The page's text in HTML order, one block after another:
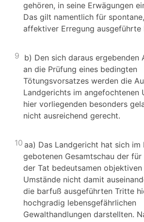
gehören, in seine Erwägungen
Das gilt namentlich für
affektiver Erregung ausgeführte
9 b) Den sich daraus ergebenden
an die Prüfung eines bedingten
Tötungsvorsatzes werden die
Landgerichts im angefochtenen
hier vorliegenden besonders
nicht ausreichend gerecht.
10 aa) Das Landgericht hat sich im
gebotenen Gesamtschau der
der Tat bedeutsamen
Umstände nicht damit
die barfuß ausgeführten Tritte
hochgradig lebensgefährlichen
Gewalthandlungen darstellten.